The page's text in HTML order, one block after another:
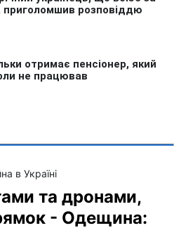
в Україні
та дронами,
- Одещина: